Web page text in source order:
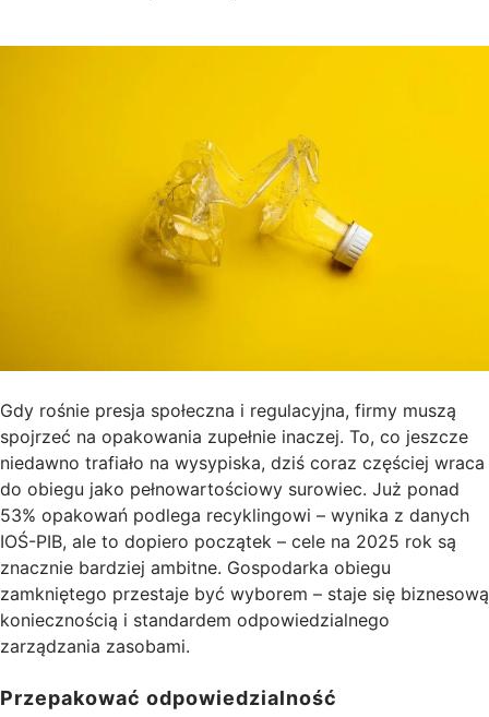
Gdy rośnie presja społeczna i regulacyjna, firmy muszą
spojrzeć na opakowania zupełnie inaczej. To, co jeszcze
niedawno trafiało na wysypiska, dziś coraz częściej wraca
do obiegu jako pełnowartościowy surowiec. Już ponad
53% opakowań podlega recyklingowi – wynika z danych
IOŚ-PIB, ale to dopiero początek – cele na 2025 rok są
znacznie bardziej ambitne. Gospodarka obiegu
zamkniętego przestaje być wyborem – staje się biznesową
koniecznością i standardem odpowiedzialnego
zarządzania zasobami.
Przepakować odpowiedzialność